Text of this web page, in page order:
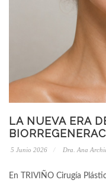
LA NUEVA ERA
5 Junio 2026 Dra. Ana
En TRIVIÑO Cirugía